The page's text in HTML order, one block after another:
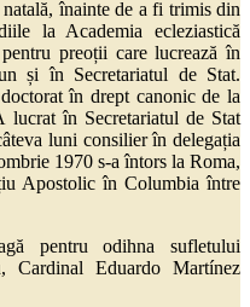
înainte de a fi trimis din
la Academia ecleziastică
preoții care lucrează în
și în Secretariatul de Stat.
în drept canonic de la
lucrat în Secretariatul de Stat
luni consilier în delegația
1970 s-a întors la Roma,
Apostolic în Columbia între
pentru odihna sufletului
Cardinal Eduardo Martínez